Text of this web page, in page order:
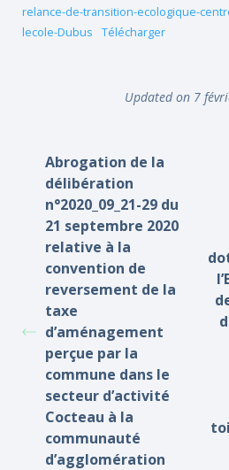
relance-de-transition-ecologique-
lecole-Dubus
Télécharger
Updated on 7
Abrogation de la
délibération
n°2020_09_21-29 du
21 septembre 2020
relative à la
convention de
reversement de la
taxe
d’aménagement
perçue par la
commune dans le
secteur d’activité
Cocteau à la
communauté
d’agglomération